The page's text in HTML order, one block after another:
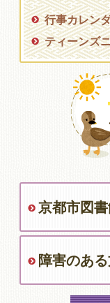
行事カレン
ティーンズ
京都市図
障害のあ